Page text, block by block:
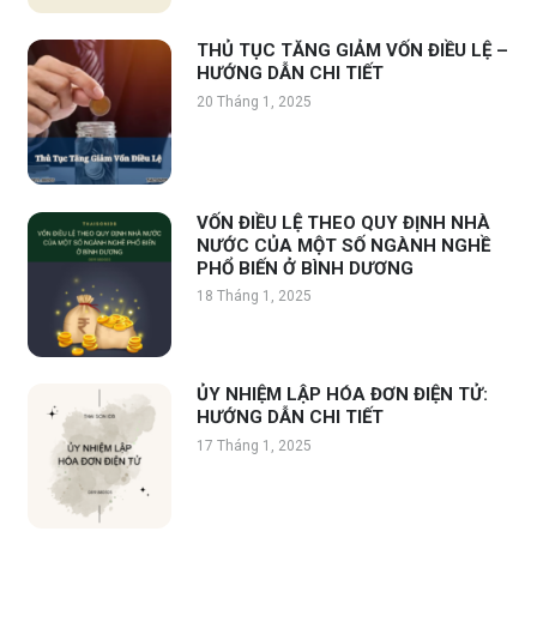
THỦ TỤC TĂNG GIẢM VỐN ĐIỀU LỆ –
HƯỚNG DẪN CHI TIẾT
20 Tháng 1, 2025
VỐN ĐIỀU LỆ THEO QUY ĐỊNH NHÀ
NƯỚC CỦA MỘT SỐ NGÀNH NGHỀ
PHỔ BIẾN Ở BÌNH DƯƠNG
18 Tháng 1, 2025
ỦY NHIỆM LẬP HÓA ĐƠN ĐIỆN TỬ:
HƯỚNG DẪN CHI TIẾT
17 Tháng 1, 2025